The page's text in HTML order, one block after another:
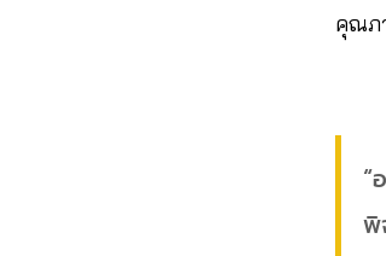
คุณภ
“
พิ